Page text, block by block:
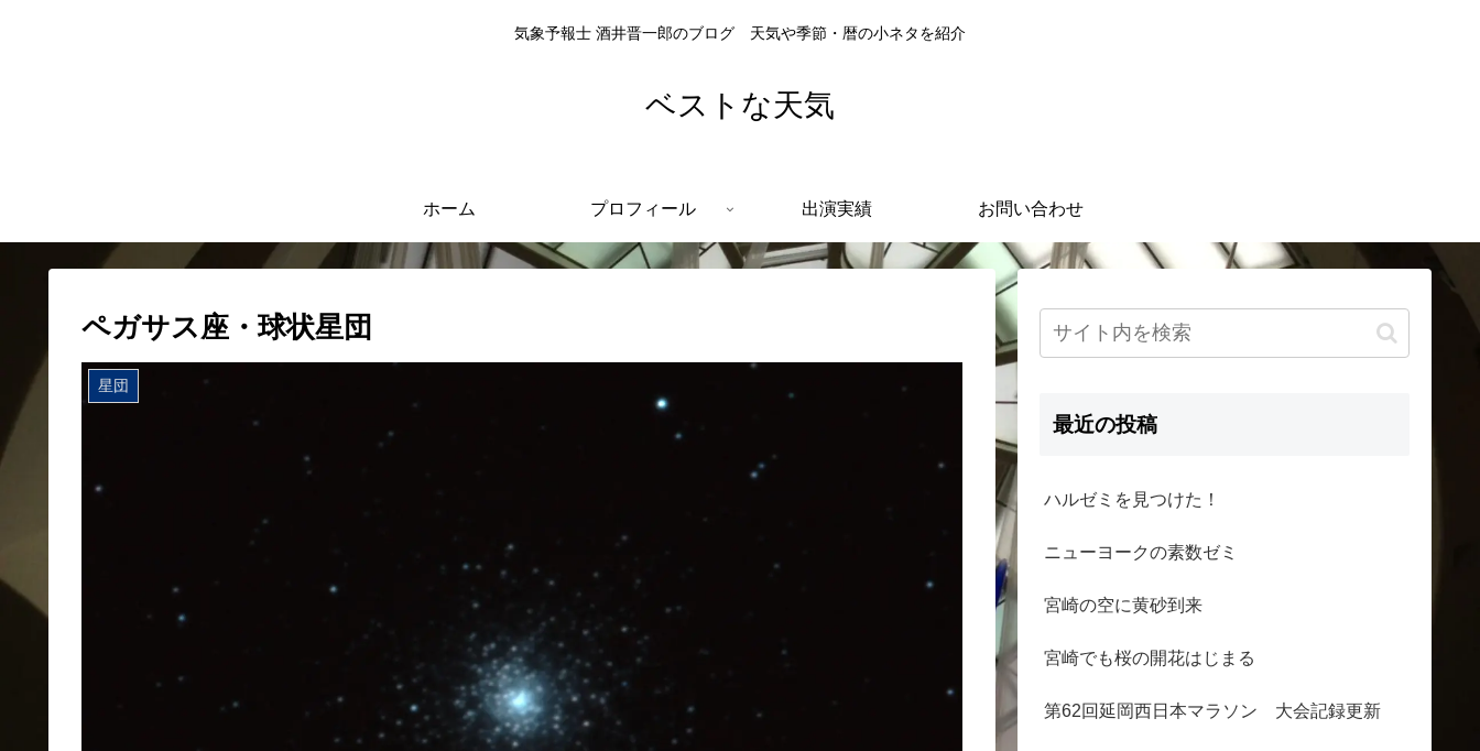
気象予報士 酒井晋一郎のブログ 天気や季節・暦の小ネタを紹介
ベストな天気
ホーム プロフィール 出演実績 お問い合わせ
ペガサス座・球状星団
星団
最近の投稿
ハルゼミを見つけた！
ニューヨークの素数ゼミ
宮崎の空に黄砂到来
宮崎でも桜の開花はじまる
第62回延岡西日本マラソン 大会記録更新